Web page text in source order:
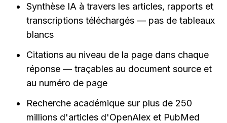
Synthèse IA à travers les articles, rapports et
transcriptions téléchargés — pas de tableaux
blancs
Citations au niveau de la page dans chaque
réponse — traçables au document source et
au numéro de page
Recherche académique sur plus de 250
millions d'articles d'OpenAlex et PubMed